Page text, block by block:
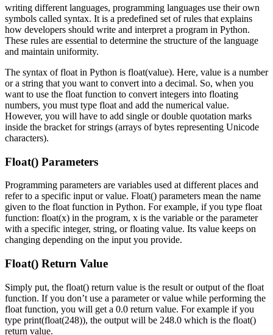
writing different languages, programming languages use their own
symbols called syntax. It is a predefined set of rules that explains
how developers should write and interpret a program in Python.
These rules are essential to determine the structure of the language
and maintain uniformity.
The syntax of float in Python is float(value). Here, value is a number
or a string that you want to convert into a decimal. So, when you
want to use the float function to convert integers into floating
numbers, you must type float and add the numerical value.
However, you will have to add single or double quotation marks
inside the bracket for strings (arrays of bytes representing Unicode
characters).
Float() Parameters
Programming parameters are variables used at different places and
refer to a specific input or value. Float() parameters mean the name
given to the float function in Python. For example, if you type float
function: float(x) in the program, x is the variable or the parameter
with a specific integer, string, or floating value. Its value keeps on
changing depending on the input you provide.
Float() Return Value
Simply put, the float() return value is the result or output of the float
function. If you don’t use a parameter or value while performing the
float function, you will get a 0.0 return value. For example if you
type print(float(248)), the output will be 248.0 which is the float()
return value.